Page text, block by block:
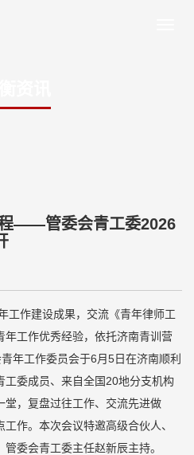
——管委会青工委2026
作建设成果，交流《青年律师工
工作优秀经验，依托济南青训营
年工作委员会于6月5日在济南顺利
委成员、来自全国20地分支机构
堂，复盘过往工作、交流先进做
作。本次会议特邀高级合伙人、
委会青工委主任赵新辰主持。